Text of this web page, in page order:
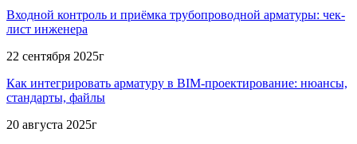
Входной контроль и приёмка трубопроводной арматуры: чек-
лист инженера
22 сентября 2025г
Как интегрировать арматуру в BIM-проектирование: нюансы,
стандарты, файлы
20 августа 2025г